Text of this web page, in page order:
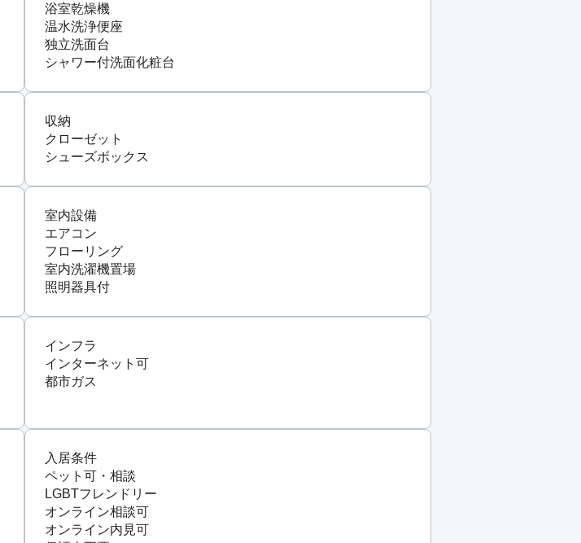
浴室乾燥機
温水洗浄便座
独立洗面台
シャワー付洗面化粧台
収納
クローゼット
シューズボックス
室内設備
エアコン
フローリング
室内洗濯機置場
照明器具付
インフラ
インターネット可
都市ガス
入居条件
ペット可・相談
LGBTフレンドリー
オンライン相談可
オンライン内見可